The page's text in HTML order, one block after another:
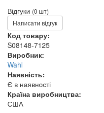
Відгуки (0 шт)
Написати відгук
Код товару:
S08148-7125
Виробник:
Wahl
Наявність:
Є в наявності
Країна виробництва:
США